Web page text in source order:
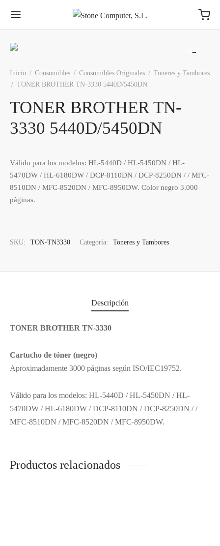
Inicio / Consumibles / Consumibles Originales / Toneres y Tambores
/ TONER BROTHER TN-3330 5440D/5450DN
TONER BROTHER TN-
3330 5440D/5450DN
Válido para los modelos: HL-5440D / HL-5450DN / HL-
5470DW / HL-6180DW / DCP-8110DN / DCP-8250DN / / MFC-
8510DN / MFC-8520DN / MFC-8950DW. Color negro 3.000
páginas.
SKU: TON-TN3330 Categoría: Toneres y Tambores
Descripción
TONER BROTHER TN-3330
Cartucho de tóner (negro)
Aproximadamente 3000 páginas según ISO/IEC19752.
Válido para los modelos: HL-5440D / HL-5450DN / HL-
5470DW / HL-6180DW / DCP-8110DN / DCP-8250DN / /
MFC-8510DN / MFC-8520DN / MFC-8950DW.
Productos relacionados